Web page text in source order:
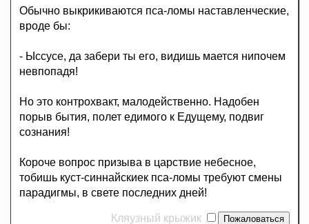
Обычно выкрикиваются пса-ломы наставленческие,
вроде бы:
- Ыссусе, да забери ты его, видишь мается нипочем
невпопадя!
Но это контрохвакт, малодейственно. Надобен
порыв бытия, полет едимого к Едущему, подвиг
сознания!
Короче вопрос призыва в царствие небесное,
тобишь куст-синнайскиек пса-ломы требуют смены
парадигмы, в свете последних дней!
Кляузный крыжик